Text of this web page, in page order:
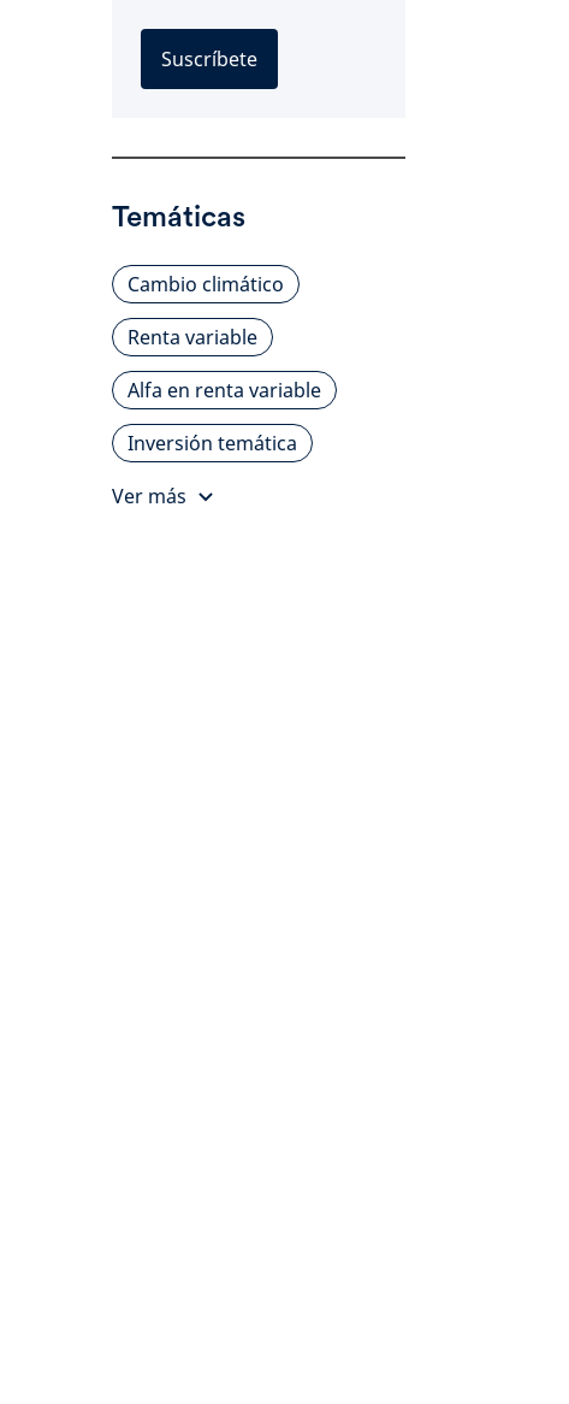
Suscríbete
Temáticas
Cambio climático
Renta variable
Alfa en renta variable
Inversión temática
Ver más